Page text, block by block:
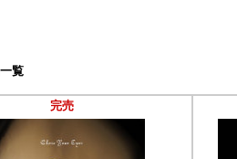
覧
完売